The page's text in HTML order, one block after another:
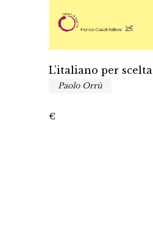
L’italiano per scelta
Paolo Orrù
€